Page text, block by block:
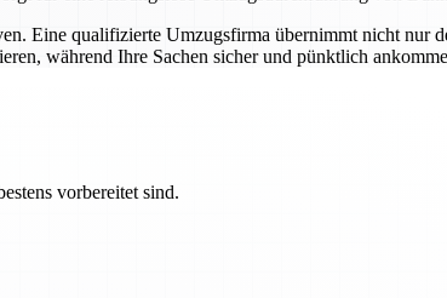
Eine qualifizierte Umzugsfirma übernimmt nicht nur
während Ihre Sachen sicher und pünktlich
vorbereitet sind.